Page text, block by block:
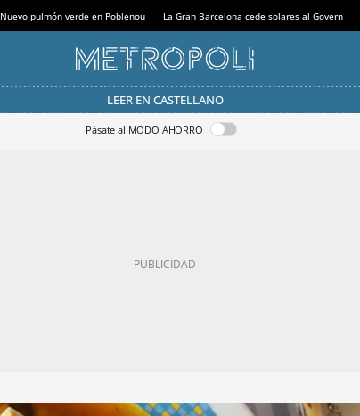
Nuevo pulmón verde en Poblenou La Gran Barcelona cede solares al Govern
LEER EN CASTELLANO
Pásate al MODO AHORRO